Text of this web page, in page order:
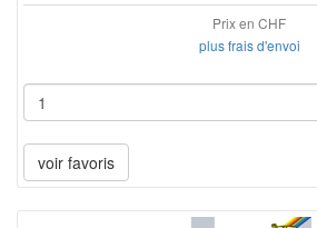
Prix en CHF
plus frais d'envoi
voir favoris